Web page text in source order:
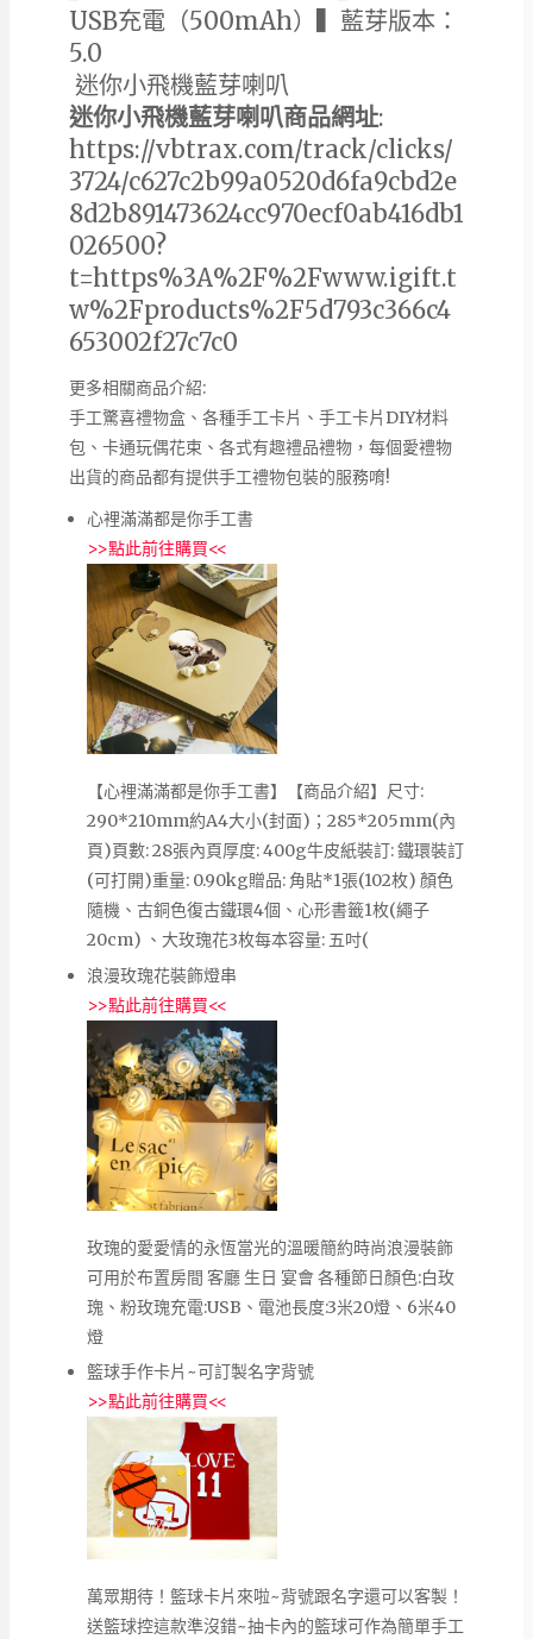
USB充電（500mAh）▍藍芽版本：
5.0
迷你小飛機藍芽喇叭
迷你小飛機藍芽喇叭商品網址:
https://vbtrax.com/track/clicks/
3724/c627c2b99a0520d6fa9cbd2e
8d2b891473624cc970ecf0ab416db1
026500?
t=https%3A%2F%2Fwww.igift.t
w%2Fproducts%2F5d793c366c4
653002f27c7c0
更多相關商品介紹:
手工驚喜禮物盒、各種手工卡片、手工卡片DIY材料
包、卡通玩偶花束、各式有趣禮品禮物，每個愛禮物
出貨的商品都有提供手工禮物包裝的服務唷!
心裡滿滿都是你手工書
>>點此前往購買<<
【心裡滿滿都是你手工書】【商品介紹】尺寸:
290*210mm約A4大小(封面)；285*205mm(內
頁)頁數: 28張內頁厚度: 400g牛皮紙裝訂: 鐵環裝訂
(可打開)重量: 0.90kg贈品: 角貼*1張(102枚) 顏色
隨機、古銅色復古鐵環4個、心形書籤1枚(繩子
20cm) 、大玫瑰花3枚每本容量: 五吋(
浪漫玫瑰花裝飾燈串
>>點此前往購買<<
玫瑰的愛愛情的永恆當光的溫暖簡約時尚浪漫裝飾
可用於布置房間 客廳 生日 宴會 各種節日顏色:白玫
瑰、粉玫瑰充電:USB、電池長度:3米20燈、6米40
燈
籃球手作卡片~可訂製名字背號
>>點此前往購買<<
萬眾期待！籃球卡片來啦~背號跟名字還可以客製！
送籃球控這款準沒錯~抽卡內的籃球可作為簡單手工